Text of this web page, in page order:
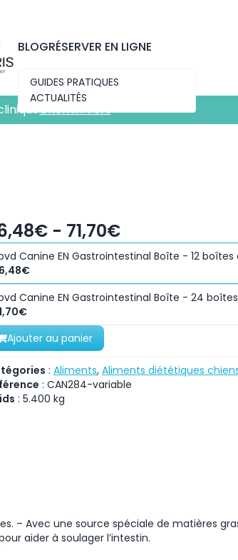
BLOG
GUIDES PRATIQUES
ACTUALITÉS
RÉSERVER EN LIGNE
Chemin Vert
- 71,70€
Canine EN Gastrointestinal Boîte - 12
Canine EN Gastrointestinal Boîte - 24 boîtes
Ajouter au panier
: Aliments, Aliments diététiques
: CAN284-variable
: 5.400 kg
– Avec une source spéciale de matières
aider à soulager l’intestin.